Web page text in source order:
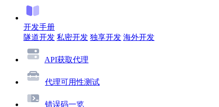
开发手册
隧道开发 私密开发 独享开发 海外开发
API获取代理
代理可用性测试
错误码一览